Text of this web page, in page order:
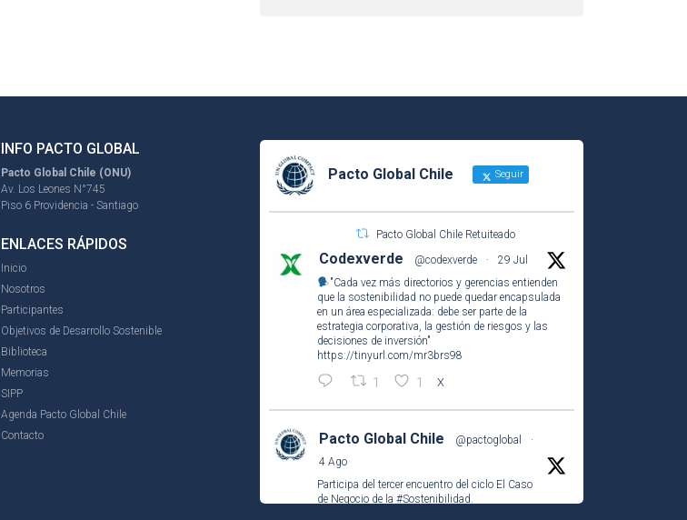
INFO PACTO GLOBAL
Pacto Global Chile (ONU)
Av. Los Leones N°745
Piso 6 Providencia - Santiago
ENLACES RÁPIDOS
Inicio
Nosotros
Participantes
Objetivos de Desarrollo Sostenible
Biblioteca
Memorias
SIPP
Agenda Pacto Global Chile
Contacto
Pacto Global Chile Seguir
Pacto Global Chile Retuiteado
Codexverde @codexverde ·
29 Jul
"Cada vez más directorios y gerencias entienden
que la sostenibilidad no puede quedar encapsulada
en un área especializada: debe ser parte de la
estrategia corporativa, la gestión de riesgos y las
decisiones de inversión"
https://tinyurl.com/mr3brs98
1 1 X
Pacto Global Chile @pactoglobal
·
4 Ago
Participa del tercer encuentro del ciclo El Caso
de Negocio de la #Sostenibilidad.